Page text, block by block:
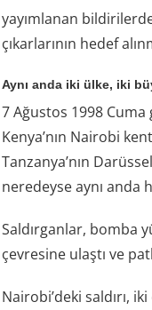
yayımlanan
çıkarlarının hedef
Aynı anda iki ülke, iki
7 Ağustos 1998
Kenya’nın Nairobi
Tanzanya’nın
neredeyse aynı anda
Saldırganlar, bomba
çevresine ulaştı ve
Nairobi’deki saldırı,